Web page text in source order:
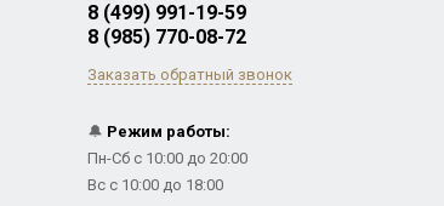
8 (499) 991-19-59
8 (985) 770-08-72
Заказать обратный звонок
🔔 Режим работы:
Пн-Сб с 10:00 до 20:00
Вс с 10:00 до 18:00